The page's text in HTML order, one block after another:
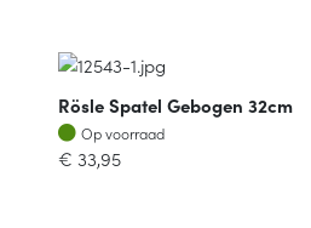
Rösle Spatel Gebogen 32cm
Op voorraad
Op voorraad
€ 33,95